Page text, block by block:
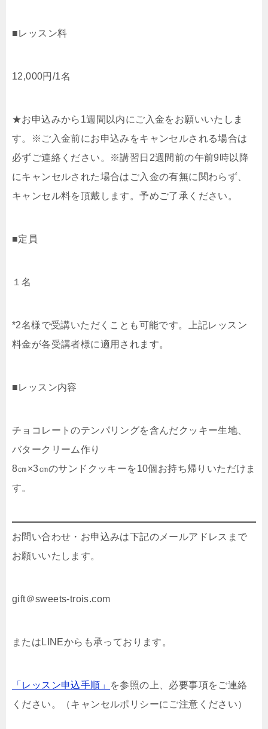
■レッスン料
12,000円/1名
★お申込みから1週間以内にご入金をお願いいたしま
す。※ご入金前にお申込みをキャンセルされる場合は
必ずご連絡ください。※講習日2週間前の午前9時以降
にキャンセルされた場合はご入金の有無に関わらず、
キャンセル料を頂戴します。予めご了承ください。
■定員
１名
*2名様で受講いただくことも可能です。上記レッスン
料金が各受講者様に適用されます。
■レッスン内容
チョコレートのテンパリングを含んだクッキー生地、
バタークリーム作り
8㎝×3㎝のサンドクッキーを10個お持ち帰りいただけま
す。
お問い合わせ・お申込みは下記のメールアドレスまで
お願いいたします。
gift＠sweets-trois.com
またはLINEからも承っております。
「レッスン申込手順」
を参照の上、必要事項をご連絡
ください。（キャンセルポリシーにご注意ください）